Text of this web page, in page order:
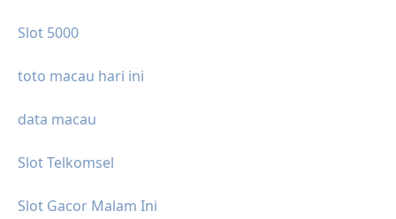
Slot 5000
toto macau hari ini
data macau
Slot Telkomsel
Slot Gacor Malam Ini